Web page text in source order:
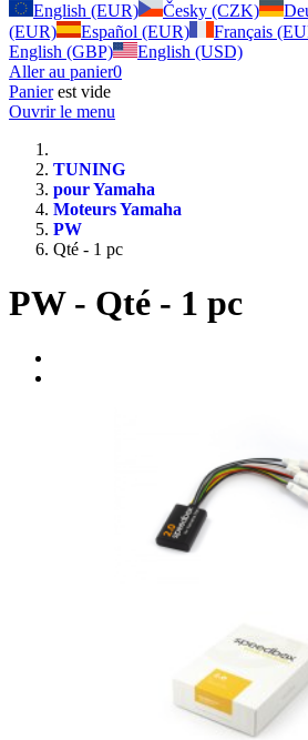
English (EUR)
Česky (CZK)
(EUR)
Español (EUR) Français
English (GBP)
English (USD)
Aller au panier0
Panierest vide
Ouvrir le menu
TUNING
pour Yamaha
Moteurs Yamaha
PW
Qté - 1 pc
PW - Qté - 1 pc